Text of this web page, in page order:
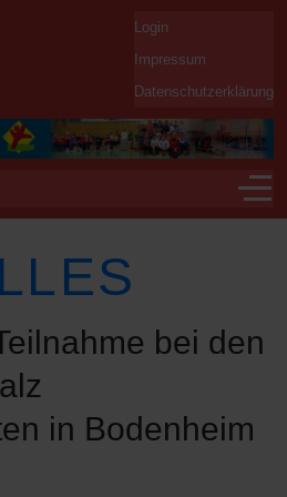
Login
Impressum
Datenschutzerklärung
Off-
bei den
in Bodenheim